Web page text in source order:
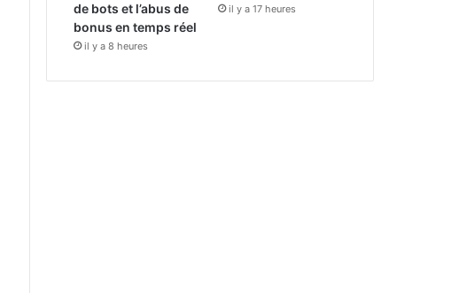
de bots et l’abus de
bonus en temps réel
il y a 8 heures
il y a 17 heures